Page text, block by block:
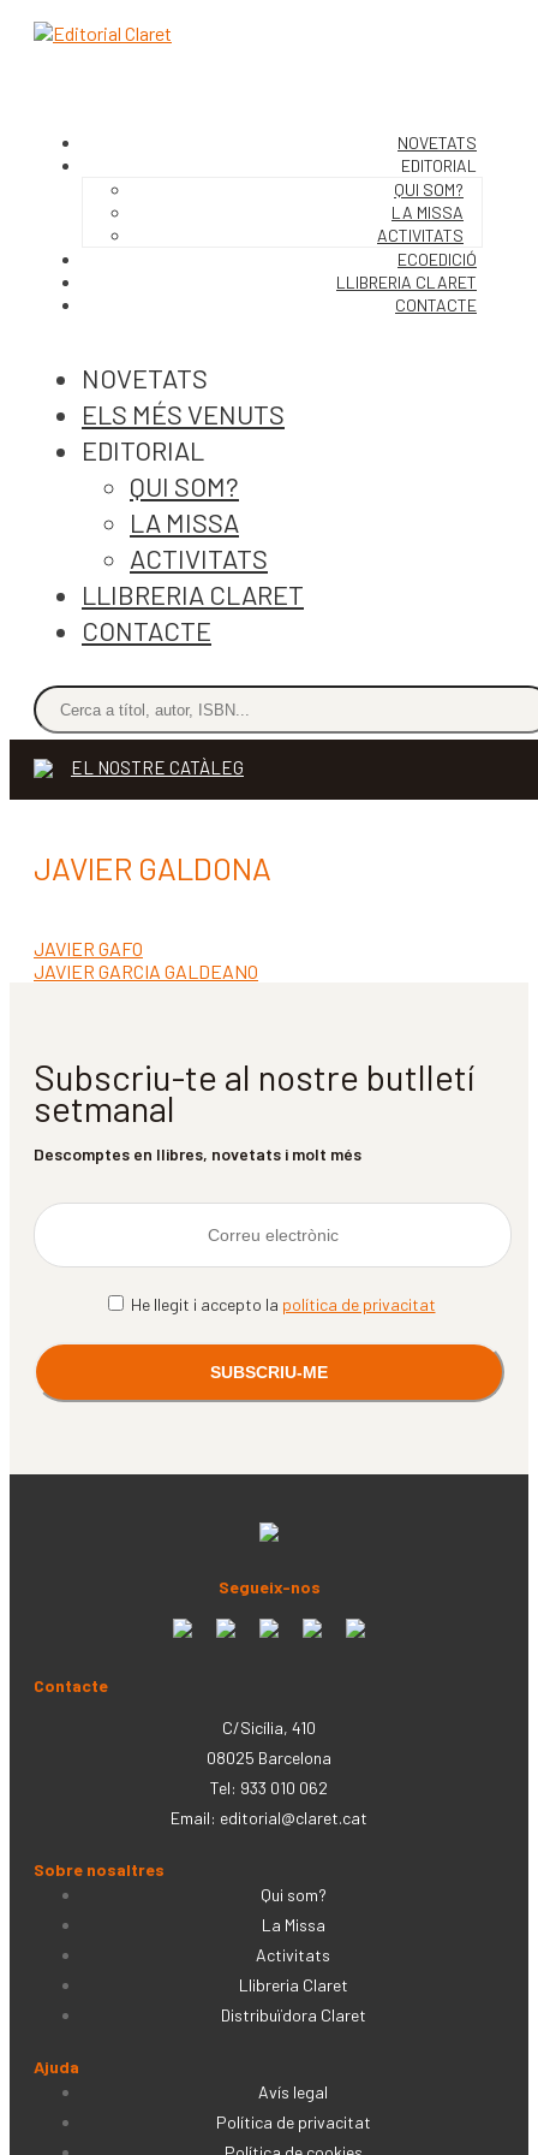
NOVETATS
EDITORIAL
QUI SOM?
LA MISSA
ACTIVITATS
ECOEDICIÓ
LLIBRERIA CLARET
CONTACTE
NOVETATS
ELS MÉS VENUTS
EDITORIAL
QUI SOM?
LA MISSA
ACTIVITATS
LLIBRERIA CLARET
CONTACTE
EL NOSTRE CATÀLEG
JAVIER GALDONA
Navegació
d'entrades
Entrada
anterior:
JAVIER GAFO
Pròxima
JAVIER GARCIA GALDEANO
Subscriu-te al nostre butlletí
setmanal
Descomptes en llibres, novetats i molt més
He llegit i accepto la política de privacitat
Segueix-nos
Contacte
C/Sicília, 410
08025 Barcelona
Tel: 933 010 062
Email: editorial@claret.cat
Sobre nosaltres
Qui som?
La Missa
Activitats
Llibreria Claret
Distribuïdora Claret
Ajuda
Avís legal
Política de privacitat